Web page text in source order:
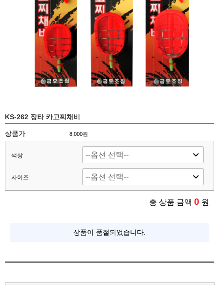
KS-262 장타 카고찌채비
상품가 8,000원
색상
사이즈
총 상품 금액 0 원
상품이 품절되었습니다.